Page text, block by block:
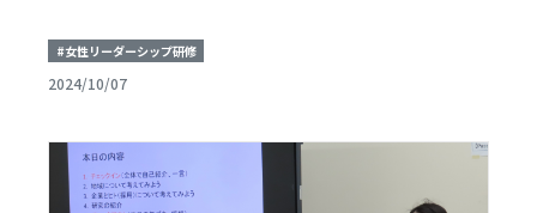
#女性リーダーシップ研修
2024/10/07